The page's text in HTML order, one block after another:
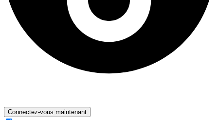
Connectez-vous maintenant